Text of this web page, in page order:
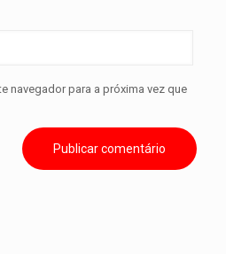
navegador para a próxima vez que